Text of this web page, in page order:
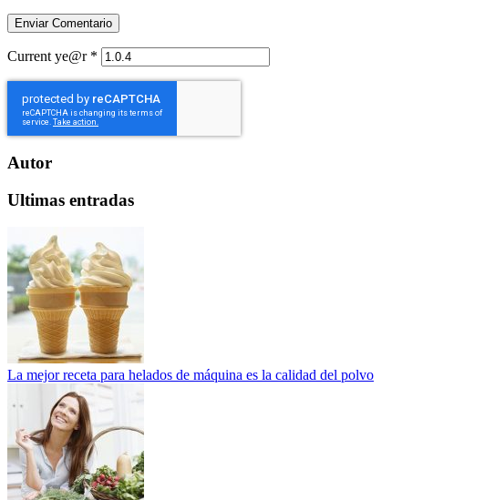
Current ye@r *
Autor
Ultimas entradas
La mejor receta para helados de máquina es la calidad del polvo